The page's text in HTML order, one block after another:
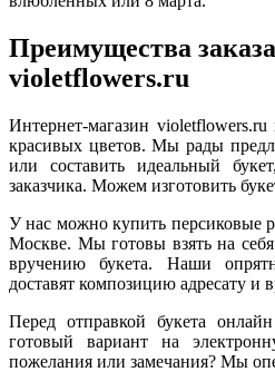
Преимущества
violetflowers.ru
Интернет-магазин
красивых цветов. Мы рады
или составить идеальный
заказчика. Можем изготовить
У нас можно купить персиковые
Москве. Мы готовы взять на
вручению букета. Наши
доставят композицию адресату и
Перед отправкой букета
готовый вариант на
пожелания или замечания? Мы